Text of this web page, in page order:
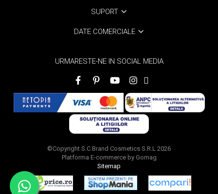
SUPORT
DATE COMERCIALE
URMARESTE-NE IN SOCIAL MEDIA
©Copyright S.C Brand Cosmetics S.R.L 2026
Platforma E-commerce by Gomag
Sitemap